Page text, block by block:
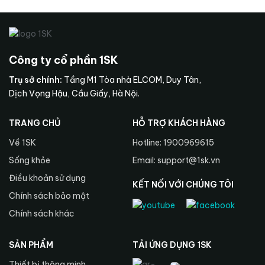
Công ty cổ phần 1SK
Trụ sở chính: Tầng M1 Tòa nhà ELCOM, Duy Tân,
Dịch Vọng Hậu, Cầu Giấy, Hà Nội.
TRANG CHỦ
Về 1SK
Sống khỏe
Điều khoản sử dụng
Chính sách bảo mật
Chính sách khác
HỖ TRỢ KHÁCH HÀNG
Hotline: 1900969615
Email: support@1sk.vn
KẾT NỐI VỚI CHÚNG TÔI
SẢN PHẨM
TẢI ỨNG DỤNG 1SK